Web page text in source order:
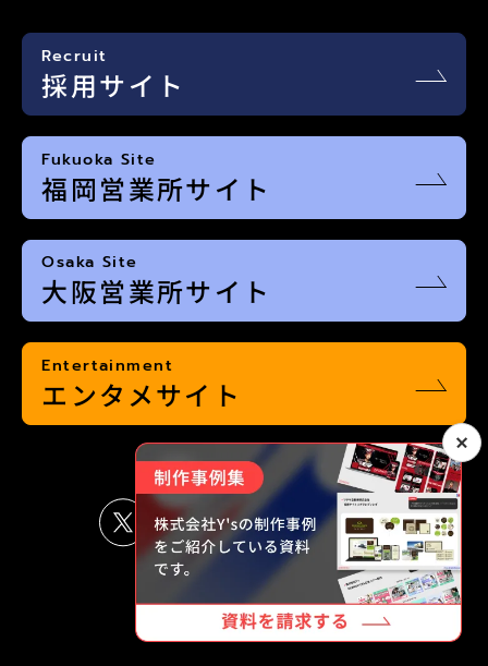
Recruit
採用サイト
Fukuoka Site
福岡営業所サイト
Osaka Site
大阪営業所サイト
Entertainment
エンタメサイト
©2025 Y's inc.︎